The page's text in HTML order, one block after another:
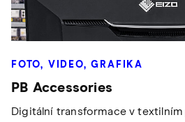
FOTO, VIDEO, GRAFIKA
PB Accessories
Digitální transformace v